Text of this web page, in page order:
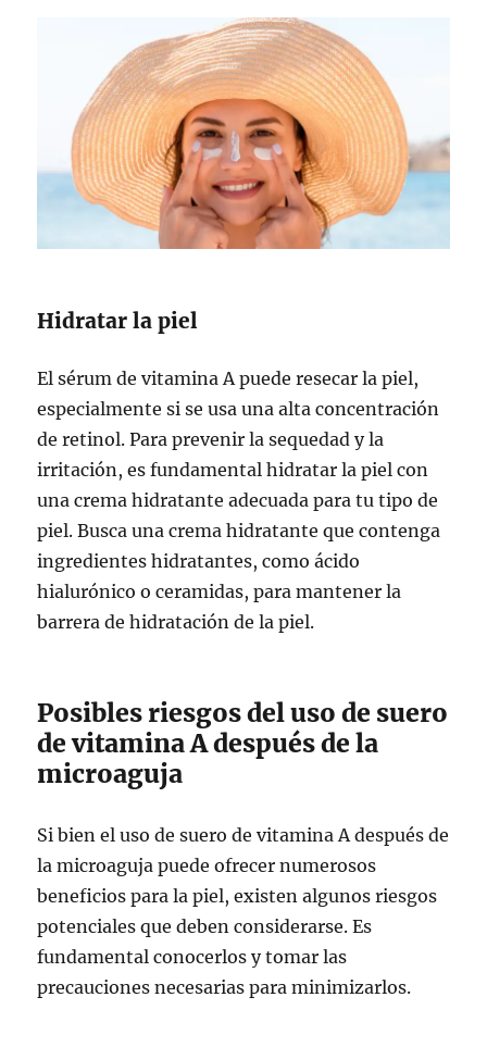
Hidratar la piel
El sérum de vitamina A puede resecar la piel,
especialmente si se usa una alta concentración
de retinol. Para prevenir la sequedad y la
irritación, es fundamental hidratar la piel con
una crema hidratante adecuada para tu tipo de
piel. Busca una crema hidratante que contenga
ingredientes hidratantes, como ácido
hialurónico o ceramidas, para mantener la
barrera de hidratación de la piel.
Posibles riesgos del uso de suero
de vitamina A después de la
microaguja
Si bien el uso de suero de vitamina A después de
la microaguja puede ofrecer numerosos
beneficios para la piel, existen algunos riesgos
potenciales que deben considerarse. Es
fundamental conocerlos y tomar las
precauciones necesarias para minimizarlos.